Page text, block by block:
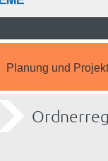
Planung und